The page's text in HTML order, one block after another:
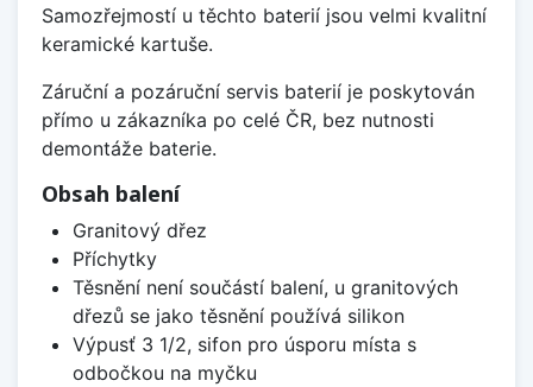
Samozřejmostí u těchto baterií jsou velmi kvalitní
keramické kartuše.
Záruční a pozáruční servis baterií je poskytován
přímo u zákazníka po celé ČR, bez nutnosti
demontáže baterie.
Obsah balení
Granitový dřez
Příchytky
Těsnění není součástí balení, u granitových
dřezů se jako těsnění používá silikon
Výpusť 3 1/2, sifon pro úsporu místa s
odbočkou na myčku